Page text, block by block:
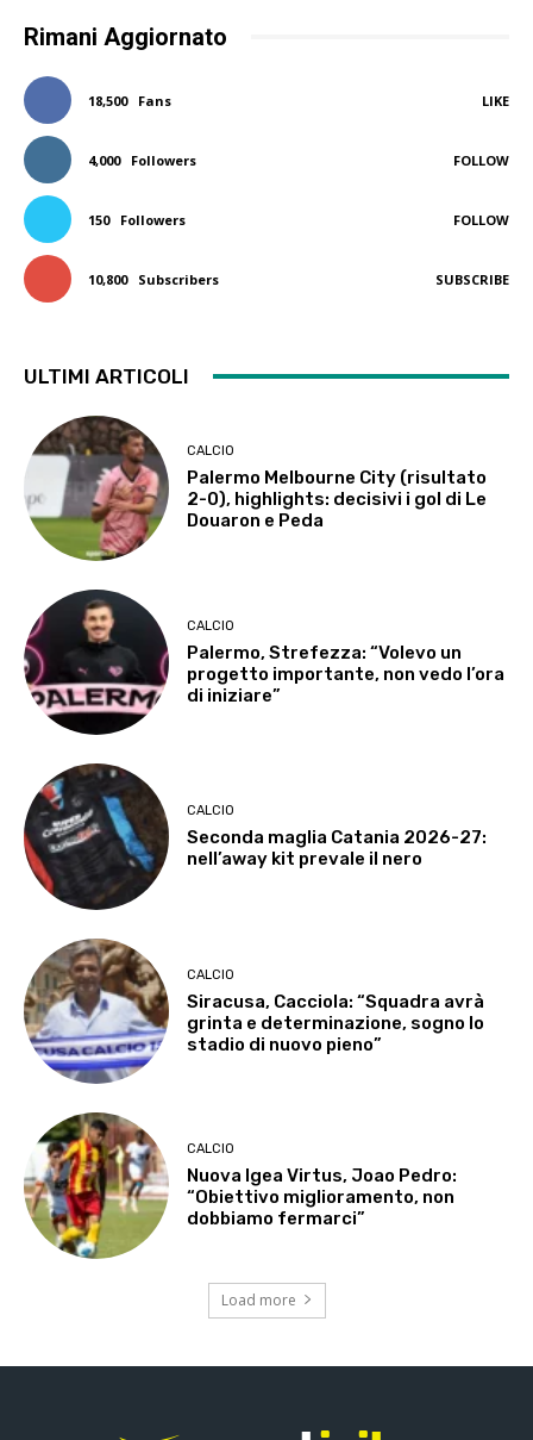
Rimani Aggiornato
18,500 Fans LIKE
4,000 Followers FOLLOW
150 Followers FOLLOW
10,800 Subscribers SUBSCRIBE
ULTIMI ARTICOLI
CALCIO
Palermo Melbourne City (risultato
2-0), highlights: decisivi i gol di Le
Douaron e Peda
CALCIO
Palermo, Strefezza: “Volevo un
progetto importante, non vedo l’ora
di iniziare”
CALCIO
Seconda maglia Catania 2026-27:
nell’away kit prevale il nero
CALCIO
Siracusa, Cacciola: “Squadra avrà
grinta e determinazione, sogno lo
stadio di nuovo pieno”
CALCIO
Nuova Igea Virtus, Joao Pedro:
“Obiettivo miglioramento, non
dobbiamo fermarci”
Load more